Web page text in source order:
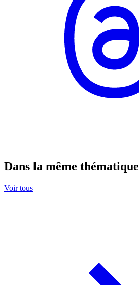
Dans la même thématique
Voir tous